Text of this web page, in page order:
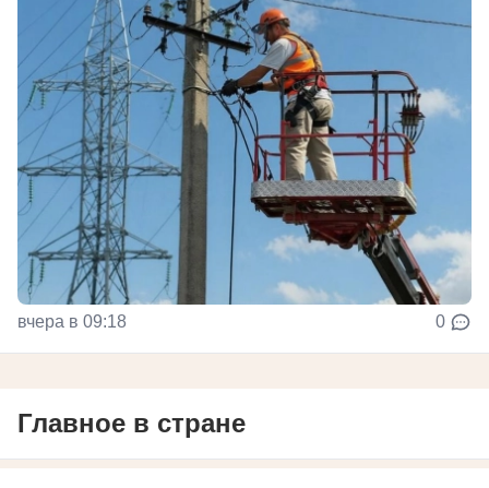
вчера в 09:18 0
Главное в стране